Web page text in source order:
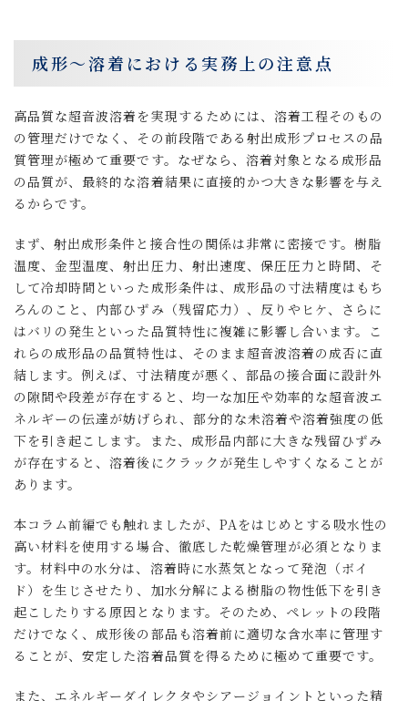
成形〜溶着における実務上の注意点
高品質な超音波溶着を実現するためには、溶着工程そのもの
の管理だけでなく、その前段階である射出成形プロセスの品
質管理が極めて重要です。なぜなら、溶着対象となる成形品
の品質が、最終的な溶着結果に直接的かつ大きな影響を与え
るからです。
まず、射出成形条件と接合性の関係は非常に密接です。樹脂
温度、金型温度、射出圧力、射出速度、保圧圧力と時間、そ
して冷却時間といった成形条件は、成形品の寸法精度はもち
ろんのこと、内部ひずみ（残留応力）、反りやヒケ、さらに
はバリの発生といった品質特性に複雑に影響し合います。こ
れらの成形品の品質特性は、そのまま超音波溶着の成否に直
結します。例えば、寸法精度が悪く、部品の接合面に設計外
の隙間や段差が存在すると、均一な加圧や効率的な超音波エ
ネルギーの伝達が妨げられ、部分的な未溶着や溶着強度の低
下を引き起こします。また、成形品内部に大きな残留ひずみ
が存在すると、溶着後にクラックが発生しやすくなることが
あります。
本コラム前編でも触れましたが、PAをはじめとする吸水性の
高い材料を使用する場合、徹底した乾燥管理が必須となりま
す。材料中の水分は、溶着時に水蒸気となって発泡（ボイ
ド）を生じさせたり、加水分解による樹脂の物性低下を引き
起こしたりする原因となります。そのため、ペレットの段階
だけでなく、成形後の部品も溶着前に適切な含水率に管理す
ることが、安定した溶着品質を得るために極めて重要です。
また、エネルギーダイレクタやシアージョイントといった精